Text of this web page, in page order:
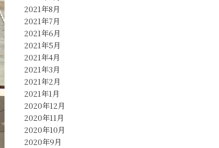
2021年8月
2021年7月
2021年6月
2021年5月
2021年4月
2021年3月
2021年2月
2021年1月
2020年12月
2020年11月
2020年10月
2020年9月